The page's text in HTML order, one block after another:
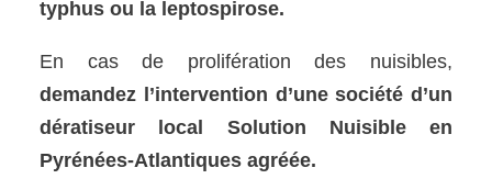
typhus ou la leptospirose.
En cas de prolifération des nuisibles,
demandez l’intervention d’une société d’un
dératiseur local Solution Nuisible en
Pyrénées-Atlantiques agréée.